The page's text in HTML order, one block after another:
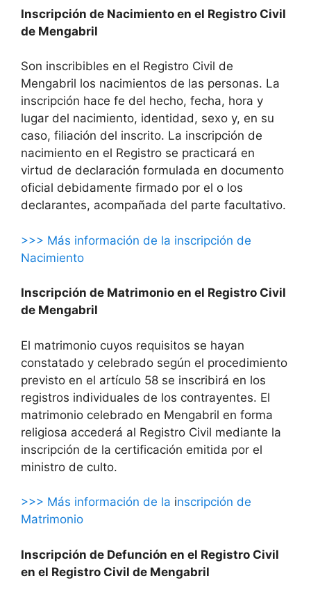
Inscripción de Nacimiento en el Registro Civil
de Mengabril
Son inscribibles en el Registro Civil de
Mengabril los nacimientos de las personas. La
inscripción hace fe del hecho, fecha, hora y
lugar del nacimiento, identidad, sexo y, en su
caso, filiación del inscrito. La inscripción de
nacimiento en el Registro se practicará en
virtud de declaración formulada en documento
oficial debidamente firmado por el o los
declarantes, acompañada del parte facultativo.
>>> Más información de la inscripción de
Nacimiento
Inscripción de Matrimonio en el Registro Civil
de Mengabril
El matrimonio cuyos requisitos se hayan
constatado y celebrado según el procedimiento
previsto en el artículo 58 se inscribirá en los
registros individuales de los contrayentes. El
matrimonio celebrado en Mengabril en forma
religiosa accederá al Registro Civil mediante la
inscripción de la certificación emitida por el
ministro de culto.
>>> Más información de la inscripción de
Matrimonio
Inscripción de Defunción en el Registro Civil
en el Registro Civil de Mengabril